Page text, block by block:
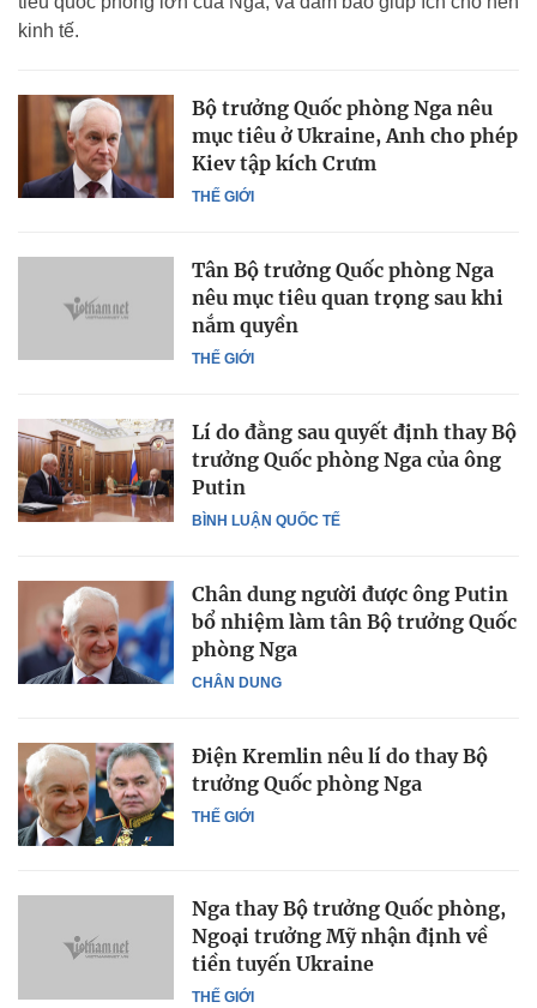
kinh tế.
THẾ GIỚI
Bộ trưởng Quốc phòng Nga nêu
mục tiêu ở Ukraine, Anh cho phép
Kiev tập kích Crưm
THẾ GIỚI
Tân Bộ trưởng Quốc phòng Nga
nêu mục tiêu quan trọng sau khi
nắm quyền
BÌNH LUẬN QUỐC TẾ
Lí do đằng sau quyết định thay Bộ
trưởng Quốc phòng Nga của ông
Putin
CHÂN DUNG
Chân dung người được ông Putin
bổ nhiệm làm tân Bộ trưởng Quốc
phòng Nga
THẾ GIỚI
Điện Kremlin nêu lí do thay Bộ
trưởng Quốc phòng Nga
THẾ GIỚI
Nga thay Bộ trưởng Quốc phòng,
Ngoại trưởng Mỹ nhận định về
tiền tuyến Ukraine